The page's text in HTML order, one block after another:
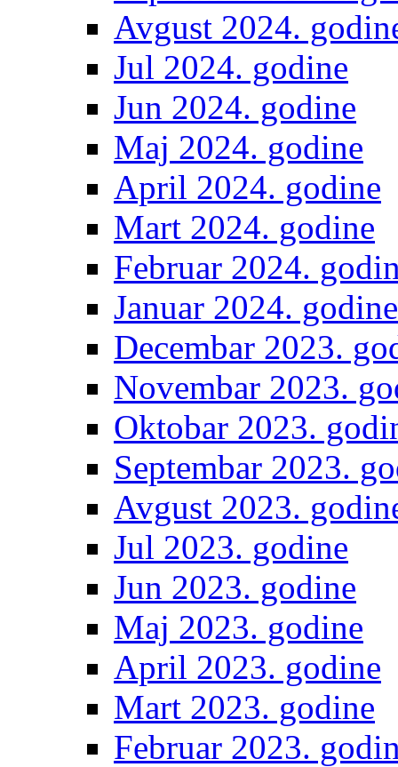
Avgust 2024.
Jul 2024. godine
Jun 2024. godine
Maj 2024. godine
April 2024. godine
Mart 2024. godine
Februar 2024.
Januar 2024. godine
Decembar 2023.
Novembar 2023.
Oktobar 2023.
Septembar 2023.
Avgust 2023.
Jul 2023. godine
Jun 2023. godine
Maj 2023. godine
April 2023. godine
Mart 2023. godine
Februar 2023.